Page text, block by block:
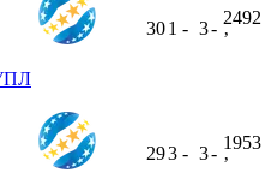
301 - 3-
2492
ʼ
293 - 3-
1953
ʼ